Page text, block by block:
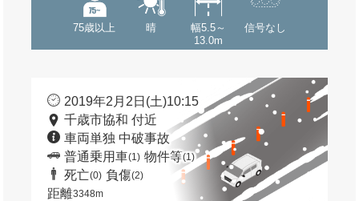
75歳以上 晴
幅5.5～
13.0m
信号なし
2019年2月2日(土)10:15
千歳市協和 付近
車両単独 中破事故
普通乗用車(1) 物件等(1)
死亡(0) 負傷(2)
距離3348m